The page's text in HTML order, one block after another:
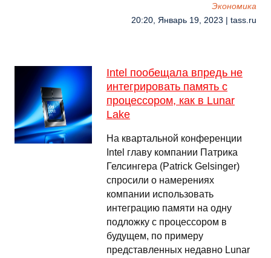
Экономика
20:20, Январь 19, 2023 | tass.ru
Intel пообещала впредь не
интегрировать память с
процессором, как в Lunar
Lake
На квартальной конференции
Intel главу компании Патрика
Гелсингера (Patrick Gelsinger)
спросили о намерениях
компании использовать
интеграцию памяти на одну
подложку с процессором в
будущем, по примеру
представленных недавно Lunar